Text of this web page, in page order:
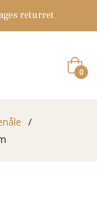
returret
0
/